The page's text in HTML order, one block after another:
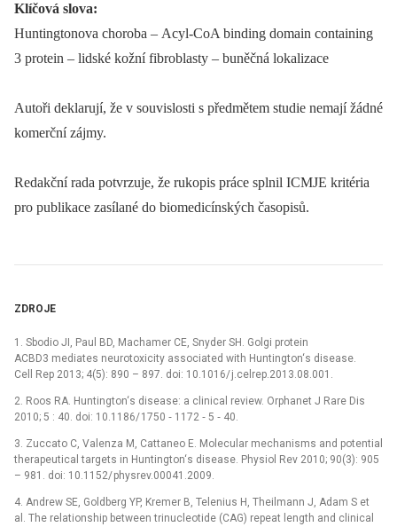
Klíčová slova:
Huntingtonova choroba –⁠ Acyl-CoA binding domain containing
3 protein –⁠ lidské kožní fibroblasty –⁠ buněčná lokalizace
Autoři deklarují, že v souvislosti s předmětem studie nemají žádné
komerční zájmy.
Redakční rada potvrzuje, že rukopis práce splnil ICMJE kritéria
pro publikace zasílané do biomedicínských časopisů.
ZDROJE
1. Sbodio JI, Paul BD, Machamer CE, Snyder SH. Golgi protein
ACBD3 mediates neurotoxicity associated with Huntington‘s disease.
Cell Rep 2013; 4(5): 890 –⁠ 897. doi: 10.1016/ j.celrep.2013.08.001.
2. Roos RA. Huntington‘s disease: a clinical review. Orphanet J Rare Dis
2010; 5 : 40. doi: 10.1186/ 1750 ‑⁠ 1172 ‑⁠ 5 ‑⁠ 40.
3. Zuccato C, Valenza M, Cattaneo E. Molecular mechanisms and potential
therapeutical targets in Huntington‘s disease. Physiol Rev 2010; 90(3): 905
–⁠ 981. doi: 10.1152/ physrev.00041.2009.
4. Andrew SE, Goldberg YP, Kremer B, Telenius H, Theilmann J, Adam S et
al. The relationship between trinucleotide (CAG) repeat length and clinical